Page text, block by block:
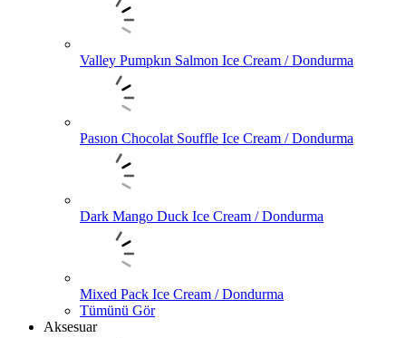
Valley Pumpkın Salmon Ice Cream / Dondurma
Pasıon Chocolat Souffle Ice Cream / Dondurma
Dark Mango Duck Ice Cream / Dondurma
Mixed Pack Ice Cream / Dondurma
Tümünü Gör
Aksesuar